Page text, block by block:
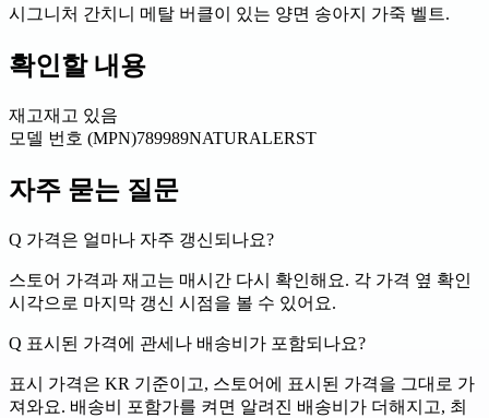
시그니처 간치니 메탈 버클이 있는 양면 송아지 가죽 벨트.
확인할 내용
재고재고 있음
모델 번호 (MPN)789989NATURALERST
자주 묻는 질문
Q 가격은 얼마나 자주 갱신되나요?
스토어 가격과 재고는 매시간 다시 확인해요. 각 가격 옆 확인
시각으로 마지막 갱신 시점을 볼 수 있어요.
Q 표시된 가격에 관세나 배송비가 포함되나요?
표시 가격은 KR 기준이고, 스토어에 표시된 가격을 그대로 가
져와요. 배송비 포함가를 켜면 알려진 배송비가 더해지고, 최